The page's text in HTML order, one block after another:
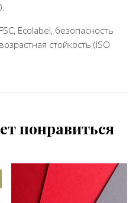
Ecolabel, безопасность
стойкость (ISO
понравиться